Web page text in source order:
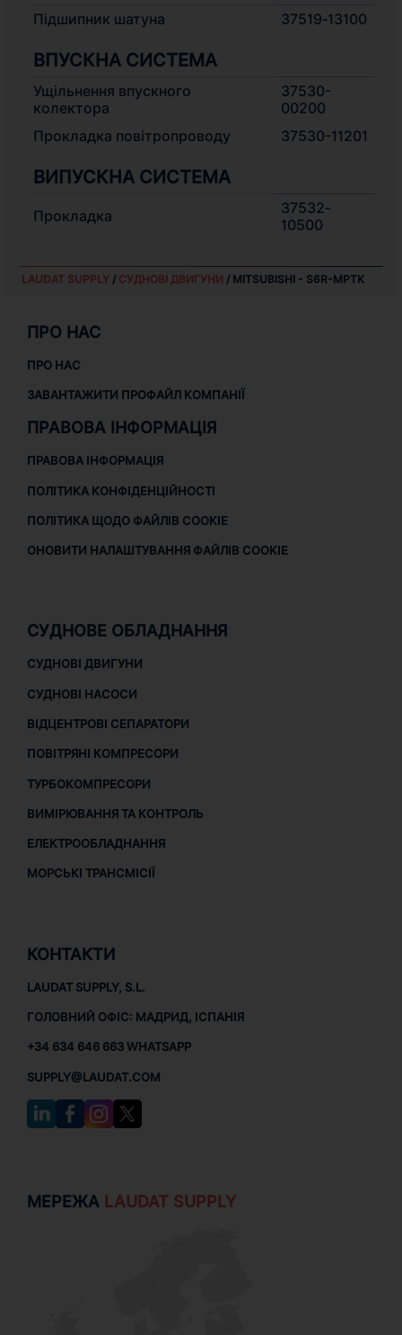
Підшипник шатуна 37519‐13100
ВПУСКНА СИСТЕМА
Ущільнення впускного
колектора
37530-
00200
Прокладка повітропроводу
37530-11201
ВИПУСКНА СИСТЕМА
Прокладка
37532‐
10500
LAUDAT SUPPLY/ СУДНОВІ ДВИГУНИ / MITSUBISHI - S6R-MPTK
ПРО НАС
ПРО НАС
ЗАВАНТАЖИТИ ПРОФАЙЛ КОМПАНІЇ
ПРАВОВА ІНФОРМАЦІЯ
ПРАВОВА ІНФОРМАЦІЯ
ПОЛІТИКА КОНФІДЕНЦІЙНОСТІ
ПОЛІТИКА ЩОДО ФАЙЛІВ COOKIE
ОНОВИТИ НАЛАШТУВАННЯ ФАЙЛІВ COOKIE
СУДНОВЕ ОБЛАДНАННЯ
СУДНОВІ ДВИГУНИ
СУДНОВІ НАСОСИ
ВІДЦЕНТРОВІ СЕПАРАТОРИ
ПОВІТРЯНІ КОМПРЕСОРИ
ТУРБОКОМПРЕСОРИ
ВИМІРЮВАННЯ ТА КОНТРОЛЬ
ЕЛЕКТРООБЛАДНАННЯ
МОРСЬКІ ТРАНСМІСІЇ
КОНТАКТИ
LAUDAT SUPPLY, S.L.
ГОЛОВНИЙ ОФІС: МАДРИД, ІСПАНІЯ
+34 634 646 663 WHATSAPP
SUPPLY@LAUDAT.COM
МЕРЕЖА LAUDAT SUPPLY